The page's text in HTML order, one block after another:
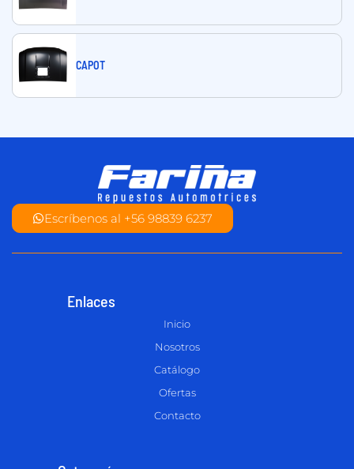
CAPOT
Escríbenos al +56 98839 6237
Enlaces
Inicio
Nosotros
Catálogo
Ofertas
Contacto